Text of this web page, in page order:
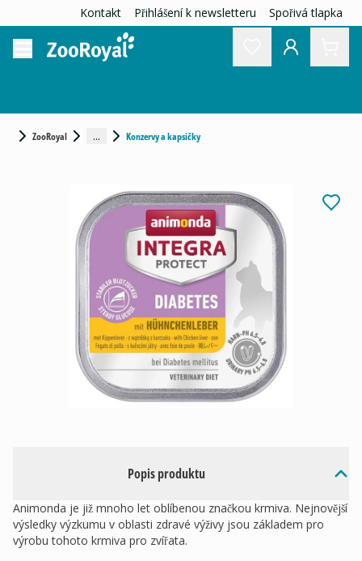
Kontakt Přihlášení k newsletteru Spořivá tlapka
ZooRoyal ... Konzervy a kapsičky
Popis produktu
Animonda je již mnoho let oblíbenou značkou krmiva. Nejnovější
výsledky výzkumu v oblasti zdravé výživy jsou základem pro
výrobu tohoto krmiva pro zvířata.